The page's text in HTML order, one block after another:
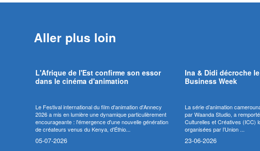
Aller plus loin
L'Afrique de l'Est confirme son essor
dans le cinéma d'animation
Le Festival international du film d'animation d'Annecy
2026 a mis en lumière une dynamique particulièrement
encourageante : l'émergence d'une nouvelle génération
de créateurs venus du Kenya, d'Éthio...
05-07-2026
Ina & Didi décroche
Business Week
La série d’animation
par Waanda Studio, a
Culturelles et Créatives (ICC)
organisées par l’Union ...
23-06-2026